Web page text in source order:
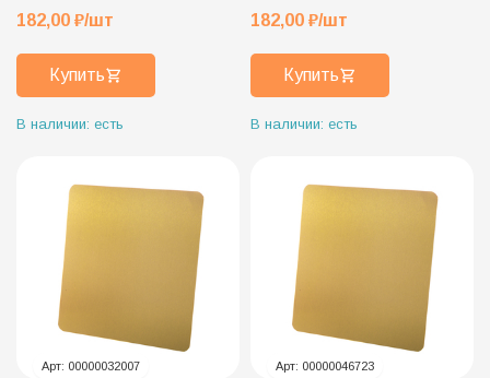
182,00 ₽/шт
Купить
В наличии: есть
182,00 ₽/шт
Купить
В наличии: есть
Арт: 00000032007 Арт: 00000046723